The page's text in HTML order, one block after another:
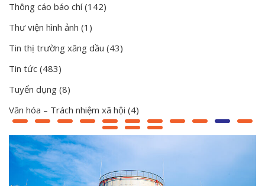
Thông cáo báo chí(142)
Thư viện hình ảnh (1)
Tin thị trường xăng dầu (43)
Tin tức (483)
Tuyển dụng (8)
Văn hóa – Trách nhiệm xã hội (4)